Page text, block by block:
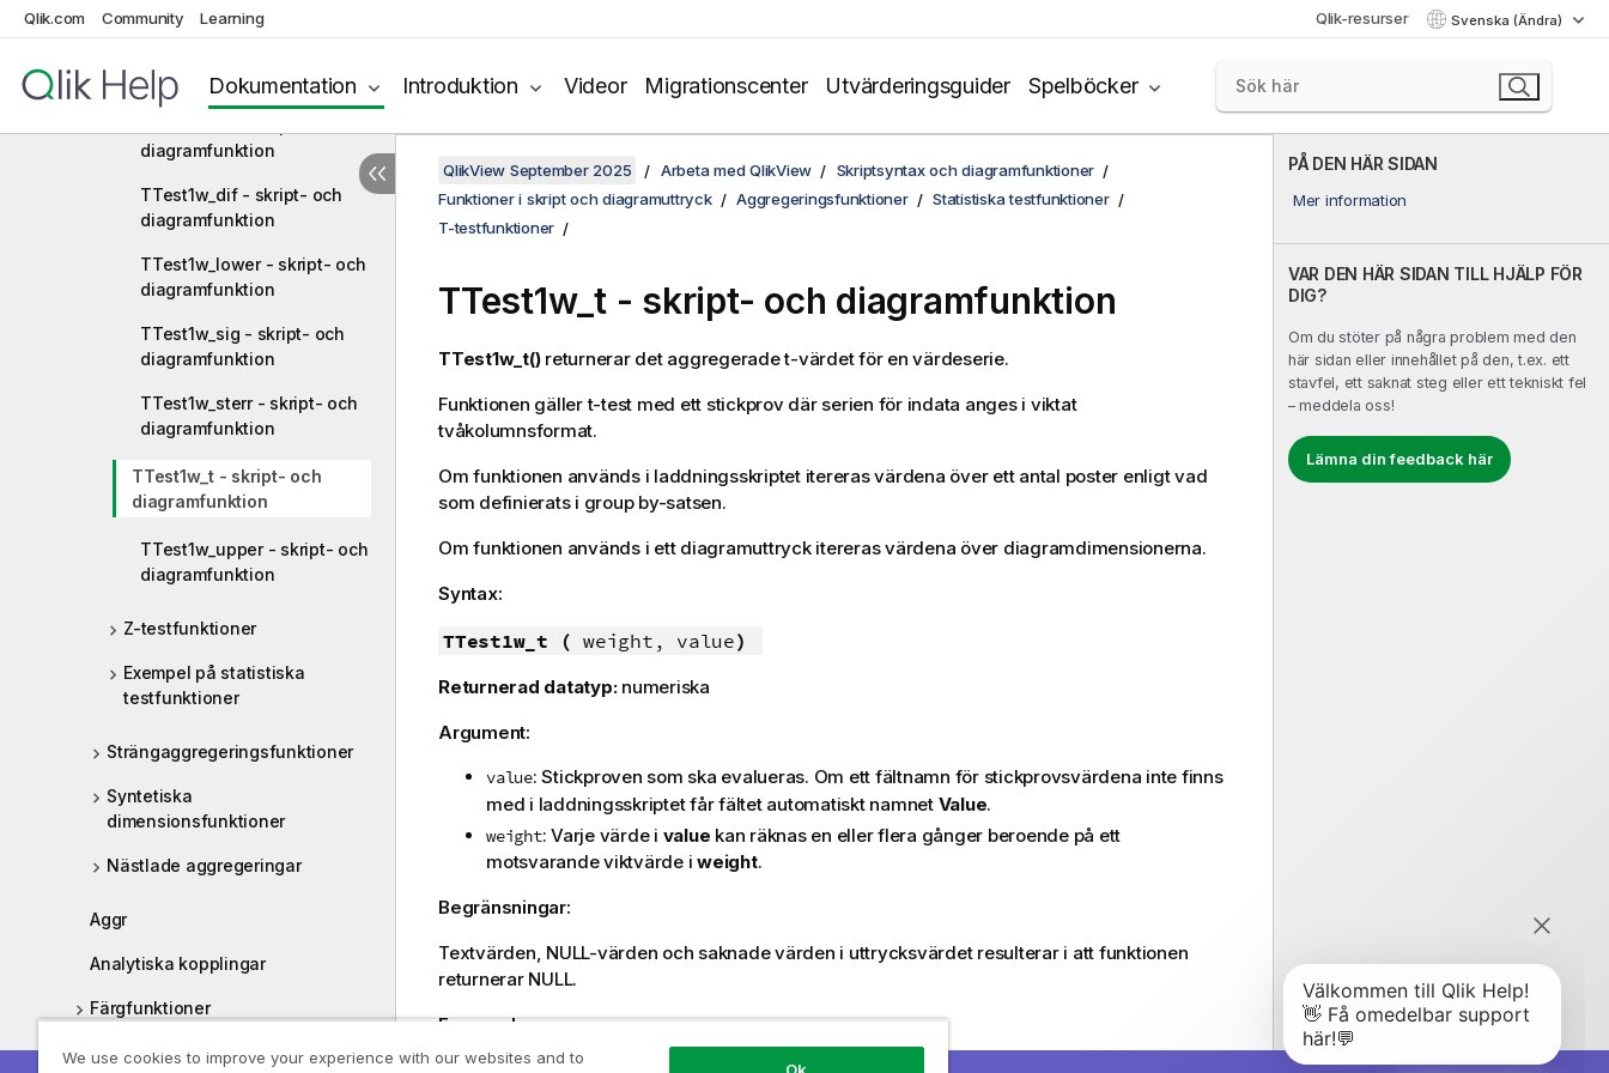
Qlik.com Community Learning Qlik-resurser Svenska (Ändra)
Dokumentation Introduktion Videor Migrationscenter Utvärderingsguider Spelböcker
diagramfunktion
diagramfunktion
diagramfunktion
TTest1w_dif - skript- och
diagramfunktion
TTest1w_lower - skript- och
diagramfunktion
TTest1w_sig - skript- och
diagramfunktion
TTest1w_sterr - skript- och
diagramfunktion
TTest1w_t - skript- och
diagramfunktion
TTest1w_upper - skript- och
diagramfunktion
Z-testfunktioner
Exempel på statistiska
testfunktioner
Strängaggregeringsfunktioner
Syntetiska
dimensionsfunktioner
Nästlade aggregeringar
Aggr
Analytiska kopplingar
Färgfunktioner
Villkorsfunktioner
PÅ DEN HÄR SIDAN
Mer information
VAR DEN HÄR SIDAN TILL HJÄLP FÖR
DIG?
Om du stöter på några problem med den
här sidan eller innehållet på den, t.ex. ett
stavfel, ett saknat steg eller ett tekniskt fel
– meddela oss!
Lämna din feedback här
QlikView September 2025 Arbeta med QlikView
Skriptsyntax och diagramfunktioner
Funktioner i skript och diagramuttryck
Aggregeringsfunktioner
Statistiska testfunktioner
T-testfunktioner
TTest1w_t- skript- och diagramfunktion
TTest1w_t()returnerar det aggregerade t-värdet för en värdeserie.
Funktionen gäller t-test med ett stickprov där serien för indata anges i viktat
tvåkolumnsformat.
Om funktionen används i laddningsskriptet itereras värdena över ett antal poster enligt vad
som definierats i group by-satsen.
Om funktionen används i ett diagramuttryck itereras värdena över diagramdimensionerna.
Syntax:
TTest1w_t ( weight, value)
Returnerad datatyp: numeriska
Argument:
value: Stickproven som ska evalueras. Om ett fältnamn för stickprovsvärdena inte finns
med i laddningsskriptet får fältet automatiskt namnet Value.
weight: Varje värde i value kan räknas en eller flera gånger beroende på ett
motsvarande viktvärde i weight.
Begränsningar:
Textvärden, NULL-värden och saknade värden i uttrycksvärdet resulterar i att funktionen
returnerar NULL.
Exempel:
TTest1w_t( Weight, Value )
We use cookies to improve your experience with our websites and to